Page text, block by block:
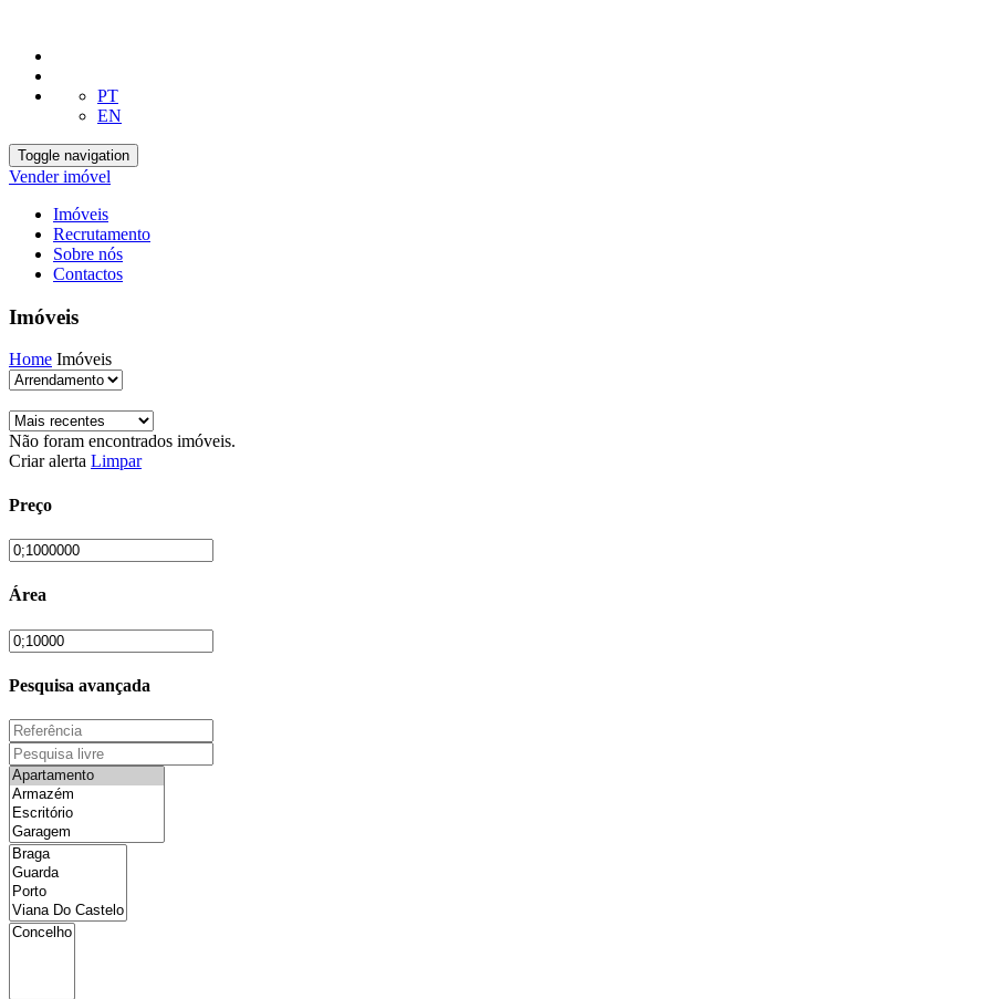
PT
EN
Toggle navigation
Vender imóvel
Imóveis
Recrutamento
Sobre nós
Contactos
Imóveis
Home Imóveis
Não foram encontrados imóveis.
Criar alerta Limpar
Preço
Área
Pesquisa avançada